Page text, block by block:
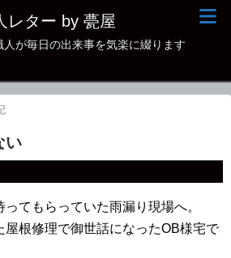
レター by 甍屋
が毎日の出来事を気楽に綴ります
い
てもらっていた雨漏り現場へ。
屋根修理で御世話になったOB様宅で